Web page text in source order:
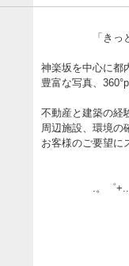
「きっと見つ
神楽坂を中心に都
豊富な写真、
不動産と建築の経
周辺施設、環境の
お客様のご要望に
.。゜+..。゜
☆☆ き
https://